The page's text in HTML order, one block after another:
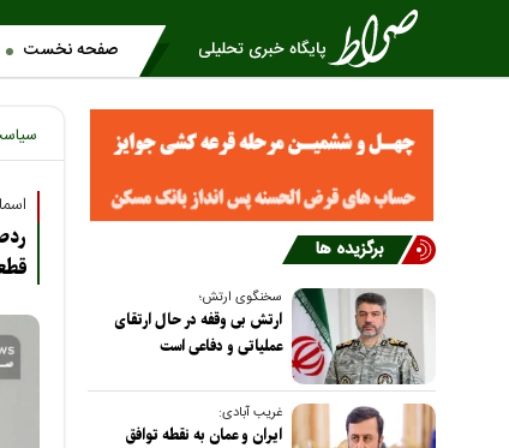
صفحه نخست
برگزیده ها
سخنگوی ارتش؛
ارتش بی وقفه در حال ارتقای
عملیاتی و دفاعی است
غریب آبادی:
ایران و عمان به نقطه توافق